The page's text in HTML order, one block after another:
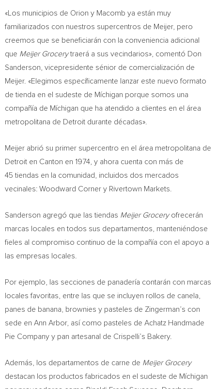
«Los municipios de Orion y Macomb ya están muy
familiarizados con nuestros supercentros de Meijer, pero
creemos que se beneficiarán con la conveniencia adicional
que Meijer Grocerytraerá a sus vecindarios», comentó Don
Sanderson , vicepresidente sénior de comercialización de
Meijer. «Elegimos específicamente lanzar este nuevo formato
de tienda en el sudeste de Míchigan porque somos una
compañía de Míchigan que ha atendido a clientes en el área
metropolitana de Detroit durante décadas».
Meijer abrió su primer supercentro en el área metropolitana de
Detroit en Canton en 1974, y ahora cuenta con más de
45 tiendas en la comunidad, incluidos dos mercados
vecinales: Woodward Corner y Rivertown Markets.
Sanderson agregó que las tiendas Meijer Groceryofrecerán
marcas locales en todos sus departamentos, manteniéndose
fieles al compromiso continuo de la compañía con el apoyo a
las empresas locales.
Por ejemplo, las secciones de panadería contarán con marcas
locales favoritas, entre las que se incluyen rollos de canela,
panes de banana, brownies y pasteles de Zingerman’s con
sede en Ann Arbor, así como pasteles de Achatz Handmade
Pie Company y pan artesanal de Crispelli’s Bakery.
Además, los departamentos de carne de Meijer Grocery
destacan los productos fabricados en el sudeste de Míchigan